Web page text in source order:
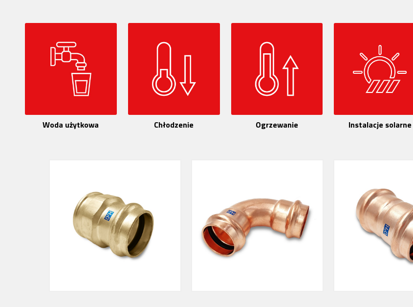
Woda użytkowa Chłodzenie Ogrzewanie Instalacje solarne